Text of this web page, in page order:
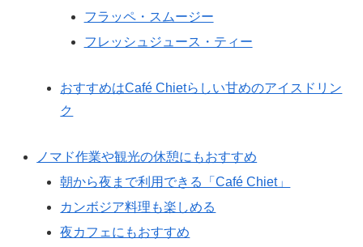
フラッペ・スムージー
フレッシュジュース・ティー
おすすめはCafé Chietらしい甘めのアイスドリン
ク
ノマド作業や観光の休憩にもおすすめ
朝から夜まで利用できる「Café Chiet」
カンボジア料理も楽しめる
夜カフェにもおすすめ